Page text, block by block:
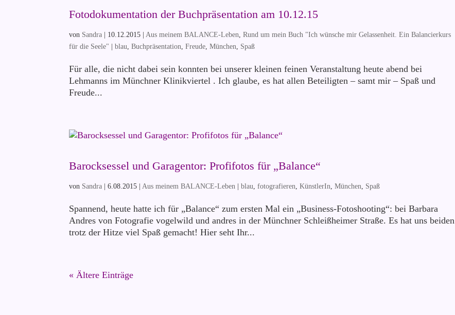
Fotodokumentation der Buchpräsentation am 10.12.15
von Sandra 10.12.2015 |Aus meinem BALANCE-Leben,Rund um mein Buch "Ich wünsche mir Gelassenheit. Ein Balancierkurs
für die Seele" |blau,Buchpräsentation,Freude,München, Spaß
Für alle, die nicht dabei sein konnten bei unserer kleinen feinen Veranstaltung heute abend bei
Lehmanns im Münchner Klinikviertel . Ich glaube, es hat allen Beteiligten – samt mir – Spaß und
Freude...
Barocksessel und Garagentor: Profifotos für „Balance“
von Sandra |6.08.2015 |Aus meinem BALANCE-Leben |blau,fotografieren,KünstlerIn,München, Spaß
Spannend, heute hatte ich für „Balance“ zum ersten Mal ein „Business-Fotoshooting“: bei Barbara
Andres von Fotografie vogelwild und andres in der Münchner Schleißheimer Straße. Es hat uns beiden
trotz der Hitze viel Spaß gemacht! Hier seht Ihr...
« Ältere Einträge